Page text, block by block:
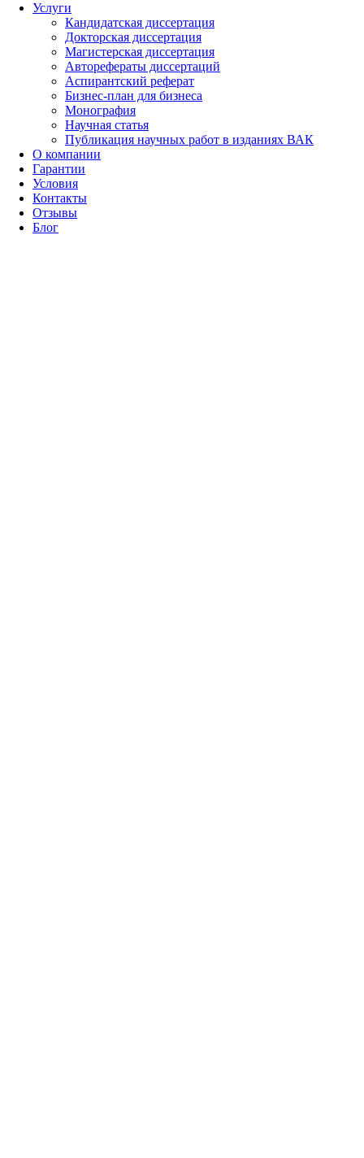
Услуги
Кандидатская диссертация
Докторская диссертация
Магистерская диссертация
Авторефераты диссертаций
Аспирантский реферат
Бизнес-план для бизнеса
Монография
Научная статья
Публикация научных работ в изданиях ВАК
О компании
Гарантии
Условия
Контакты
Отзывы
Блог